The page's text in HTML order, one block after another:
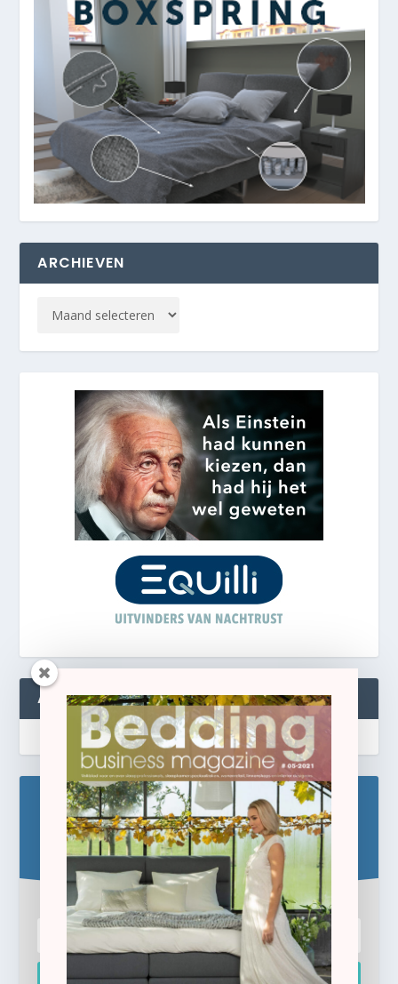
ARCHIEVEN
ABONNEREN
Blijf op de hoogte!
Schrijf u hier in voor de gratis e-newsletter.
Inschrijven